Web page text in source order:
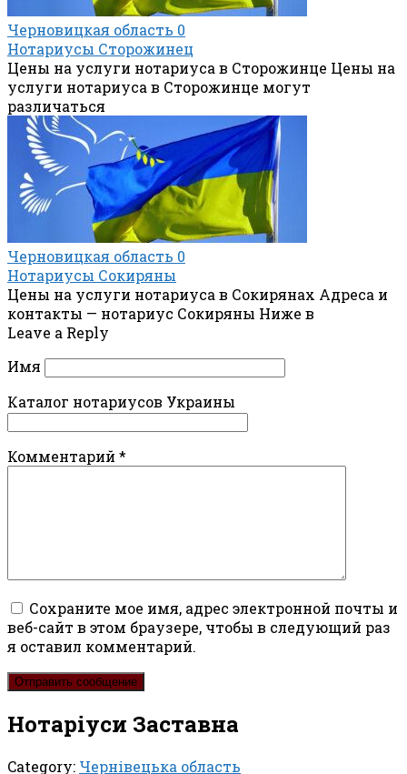
Черновицкая область 0
Нотариусы Сторожинец
Цены на услуги нотариуса в Сторожинце Цены на
услуги нотариуса в Сторожинце могут
различаться
Черновицкая область 0
Нотариусы Сокиряны
Цены на услуги нотариуса в Сокирянах Адреса и
контакты — нотариус Сокиряны Ниже в
Leave a Reply
Имя
Каталог нотариусов Украины
Комментарий *
Сохраните мое имя, адрес электронной почты и
веб-сайт в этом браузере, чтобы в следующий раз
я оставил комментарий.
Нотаріуси Заставна
Category: Чернівецька область